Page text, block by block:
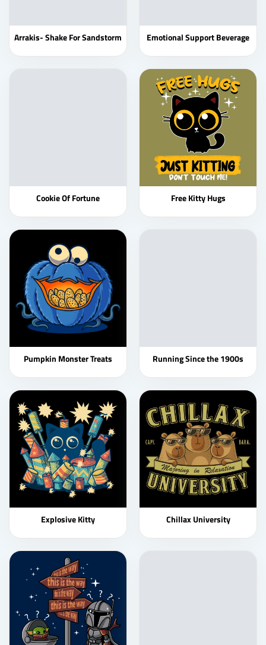
Arrakis- Shake For Sandstorm Emotional Support Beverage
Cookie Of Fortune Free Kitty Hugs
Pumpkin Monster Treats Running Since the 1900s
Explosive Kitty Chillax University